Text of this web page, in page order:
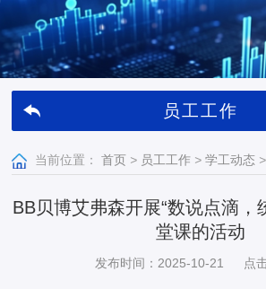
员工工作
当前位置： 首页 > 员工工作 > 学工动态 >
BB贝博艾弗森开展“数说点滴，
堂课的活动
发布时间：2025-10-21 点